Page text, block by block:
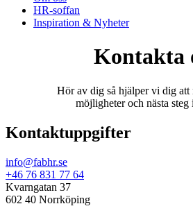
HR-soffan
Inspiration & Nyheter
Kontakta
Hör av dig så hjälper vi dig att
möjligheter och nästa
Kontaktuppgifter
info@fabhr.se
+46 76 831 77 64
Kvarngatan 37
602 40 Norrköping